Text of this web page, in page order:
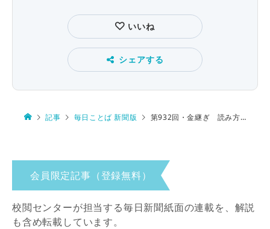
いいね
シェアする
記事 毎日ことば 新聞版 第932回・金継ぎ 読み方は…
会員限定記事（登録無料）
校閲センターが担当する毎日新聞紙面の連載を、解説
も含め転載しています。